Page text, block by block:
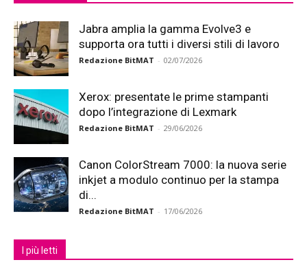
Jabra amplia la gamma Evolve3 e
supporta ora tutti i diversi stili di lavoro
Redazione BitMAT - 02/07/2026
Xerox: presentate le prime stampanti
dopo l’integrazione di Lexmark
Redazione BitMAT - 29/06/2026
Canon ColorStream 7000: la nuova serie
inkjet a modulo continuo per la stampa
di...
Redazione BitMAT - 17/06/2026
I più letti